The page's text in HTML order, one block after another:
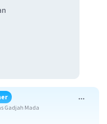
Gadjah Mada